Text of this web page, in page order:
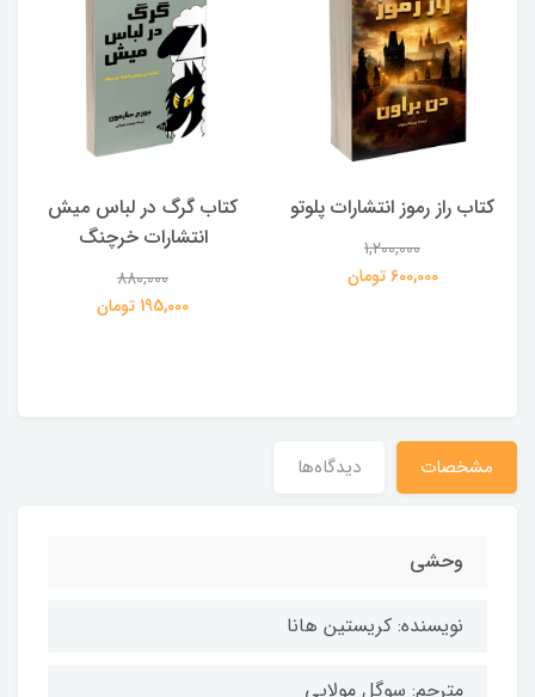
کتاب راز رموز انتشارات پلوتو
1,200,000
600,000 تومان
کتاب گرگ در لباس میش
انتشارات خرچنگ
880,000
195,000 تومان
مشخصات دیدگاه‌ها
وحشی
نویسنده: کریستین هانا
مترجم: سوگل مولایی